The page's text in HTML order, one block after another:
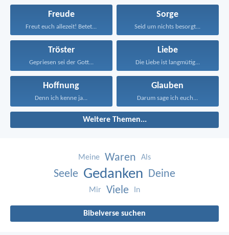
Freude
Freut euch allezeit! Betet...
Sorge
Seid um nichts besorgt...
Tröster
Gepriesen sei der Gott...
Liebe
Die Liebe ist langmütig...
Hoffnung
Denn ich kenne ja...
Glauben
Darum sage ich euch...
Weitere Themen...
Meine Waren Als
Seele Gedanken Deine
Mir Viele In
Bibelverse suchen